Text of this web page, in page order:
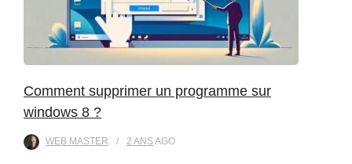
Comment supprimer un programme sur
windows 8 ?
WEB MASTER 2 ANSAGO